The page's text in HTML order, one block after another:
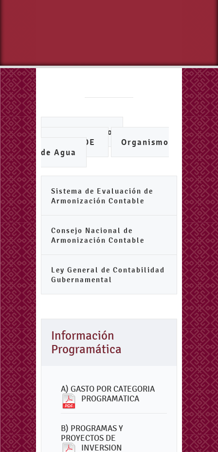
Ayuntamiento
IMCUFIDE
Organismo
de Agua
Sistema de Evaluación de
Armonización Contable
Consejo Nacional de
Armonización Contable
Ley General de Contabilidad
Gubernamental
Información
Programática
A) GASTO POR CATEGORIA
PROGRAMATICA
B) PROGRAMAS Y
PROYECTOS DE
INVERSION